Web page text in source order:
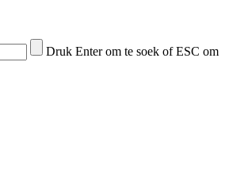
Druk Enter om te soek of ESC om